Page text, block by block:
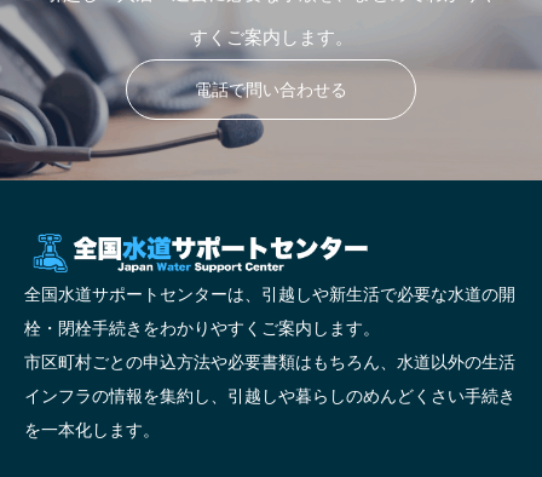
すくご案内します。
電話で問い合わせる
全国水道サポートセンターは、引越しや新生活で必要な水道の開
栓・閉栓手続きをわかりやすくご案内します。
市区町村ごとの申込方法や必要書類はもちろん、水道以外の生活
インフラの情報を集約し、引越しや暮らしのめんどくさい手続き
を一本化します。